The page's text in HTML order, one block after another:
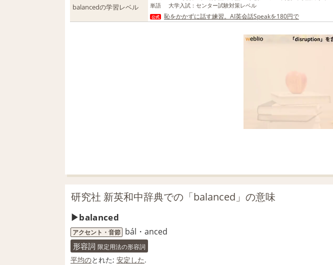
balancedの学習レベル
単語
大学入試 ： センター試験対策レベル
公式 恥をかかずに話す練習。AI英会話Speakを180円で
研究社 新英和中辞典での「balanced」の意味
balanced
アクセント・音節 bál・anced
形容詞 限定用法の形容詞
平均のとれた; 安定した.